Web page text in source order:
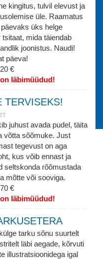
kingitus, tulvil elevust ja
üle. Raamatus
üks helge
tsitaat, mida täiendab
joonistus. Naudi!
päeva!
€
läbimüüdud!
TERVISEKS!
juhust avada pudel, täita
võtta sõõmuke. Just
tegevust on aga
kus võib ennast ja
seltskonda rõõmustada
mõtte või sooviga.
€
läbimüüdud!
tarku sõnu suurtelt
läbi aegade, kõrvuti
illustratsioonidega igal